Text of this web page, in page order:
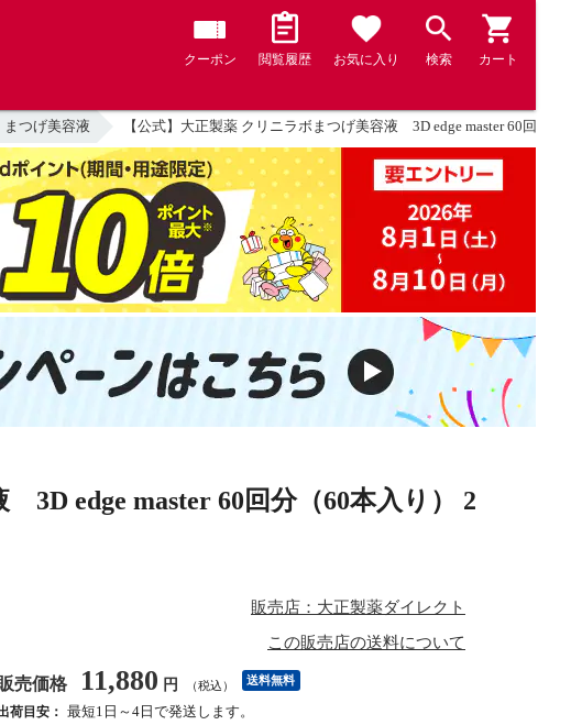
クーポン 閲覧履歴 お気に入り 検索 カート
まつげ美容液 【公式】大正製薬 クリニラボまつげ美容液 3D edge master 60回分
3D edge master 60回分（60本入り） 2
販売店：大正製薬ダイレクト
この販売店の送料について
売価格 11,880 円 （税込） 送料無料
荷目安： 最短1日～4日で発送します。